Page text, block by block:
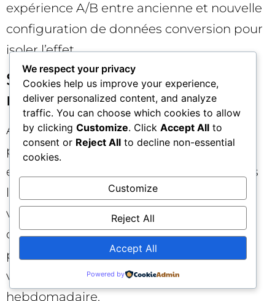
expérience A/B entre ancienne et nouvelle
configuration de données conversion pour
isoler l’effet.
Semaine 4 — Surveillance et
montée en puissance
Analysez les écarts entre conversion
plateforme et back-office, ajustez les
exclusions et segmentez les budgets vers
les audiences et mots-clés à meilleure
valeur. Augmentez progressivement les
cibles de rentabilité si la tendance reste
positive. Documentez les leçons et
verrouillez le processus de revue
hebdomadaire.
We respect your privacy
Cookies help us improve your experience,
deliver personalized content, and analyze
traffic. You can choose which cookies to allow
by clicking Customize. Click Accept All to
consent or Reject All to decline non-essential
cookies.
Customize
Reject All
Accept All
Powered by